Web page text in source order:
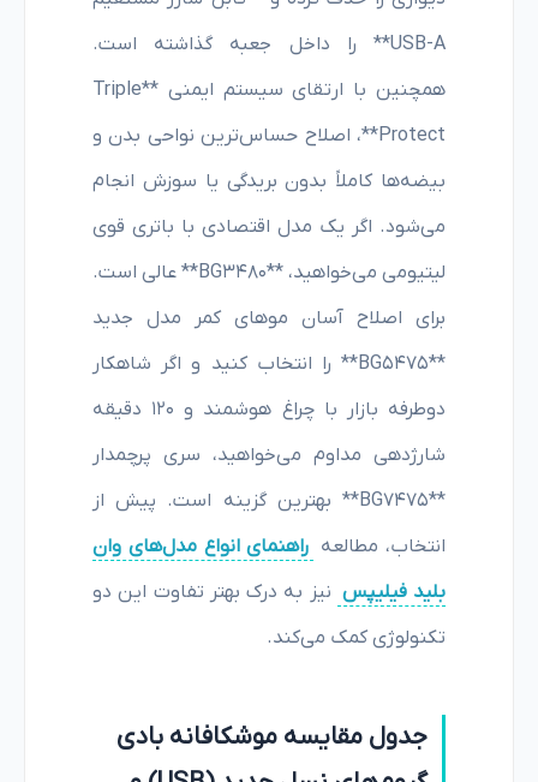
USB-A** را داخل جعبه گذاشته است.
همچنین با ارتقای سیستم ایمنی **Triple
Protect**، اصلاح حساس‌ترین نواحی بدن و
بیضه‌ها کاملاً بدون بریدگی یا سوزش انجام
می‌شود. اگر یک مدل اقتصادی با باتری قوی
لیتیومی می‌خواهید، **BG3480** عالی است.
برای اصلاح آسان موهای کمر مدل جدید
**BG5475** را انتخاب کنید و اگر شاهکار
دوطرفه بازار با چراغ هوشمند و ۱۲۰ دقیقه
شارژدهی مداوم می‌خواهید، سری پرچمدار
**BG7475** بهترین گزینه است. پیش از
انتخاب، مطالعه راهنمای انواع مدل‌های وان
بلید فیلیپس نیز به درک بهتر تفاوت این دو
تکنولوژی کمک می‌کند.
جدول مقایسه موشکافانه بادی